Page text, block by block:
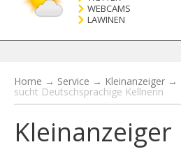
WEBCAMS
LAWINEN
Home → Service → Kleinanzeiger →
sucht Deutschsprachige Kellnerin
Kleinanzeiger